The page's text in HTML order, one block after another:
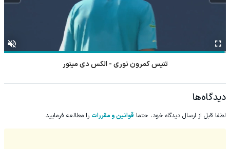
تنیس کمرون نوری - الکس دی مینور
دیدگاه‌ها
لطفا قبل از ارسال دیدگاه خود، حتما قوانین و مقررات را مطالعه فرمایید.